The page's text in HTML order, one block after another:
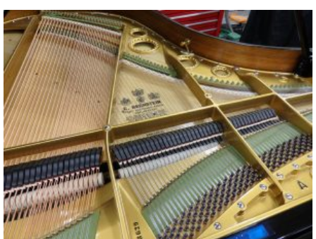
コ
ン
サ
ー
ト
グ
ラ
ン
ド
ピ
ア
ノ
C.
ベ
ー
レ
納
入
実
績
ホ
ー
ル・
ス
タ
ジ
オ
ベ
ン
ト
代
理
店
主
催
イ
ベ
ン
ト
音楽
教室
ベ
ヒ
シ
ュ
タ
イ
ン
・
セ
ン
ト
ラ
せ